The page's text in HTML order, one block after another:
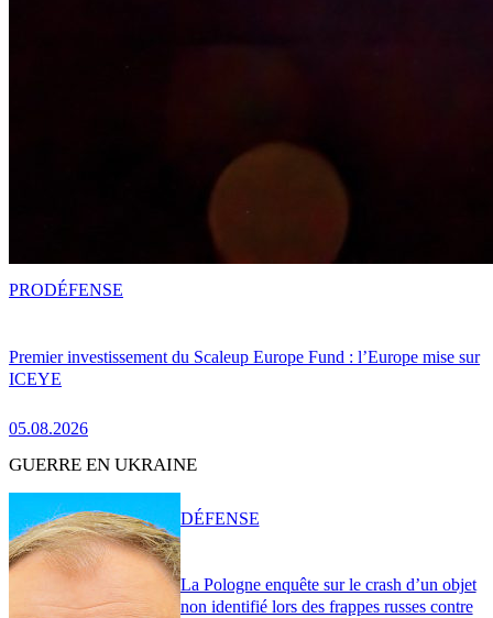
Premier investissement du Scaleup Europe Fund : l’Europe mise sur
ICEYE
05.08.2026
PRODÉFENSE
GUERRE EN UKRAINE
La Pologne enquête sur le crash d’un objet
non identifié lors des frappes russes contre
DÉFENSE